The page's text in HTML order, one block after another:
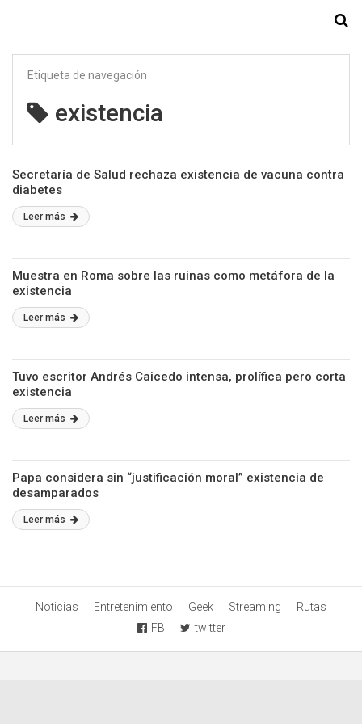
Etiqueta de navegación
existencia
Secretaría de Salud rechaza existencia de vacuna contra
diabetes
Leer más
Muestra en Roma sobre las ruinas como metáfora de la
existencia
Leer más
Tuvo escritor Andrés Caicedo intensa, prolífica pero corta
existencia
Leer más
Papa considera sin “justificación moral” existencia de
desamparados
Leer más
Noticias Entretenimiento Geek Streaming
Rutas
FB
twitter